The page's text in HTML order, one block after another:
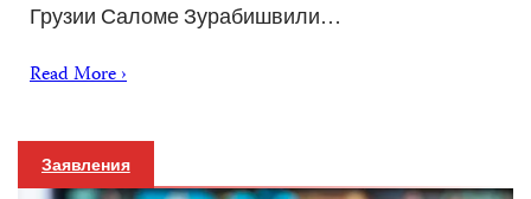
Грузии Саломе Зурабишвили…
Read More ›
Заявления